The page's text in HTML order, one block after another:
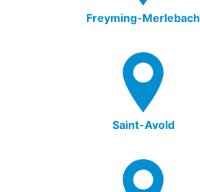
Freyming-Merlebach
Saint-Avold